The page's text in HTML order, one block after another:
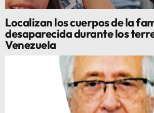
Localizan los cuerpos de la
desaparecida durante los
Venezuela